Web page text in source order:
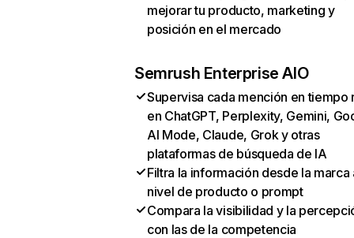
mejorar tu producto, marketing y
posición en el mercado
Semrush Enterprise AIO
Supervisa cada mención en tiempo
en ChatGPT, Perplexity, Gemini,
AI Mode, Claude, Grok y otras
plataformas de búsqueda de IA
Filtra la información desde la marca
nivel de producto o prompt
Compara la visibilidad y la
con las de la competencia